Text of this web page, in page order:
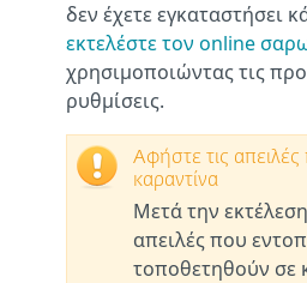
δεν έχετε εγκαταστήσει
εκτελέστε τον online
χρησιμοποιώντας τις
ρυθμίσεις.
Αφήστε τις
καραντίνα
Μετά την
απειλές που
τοποθετηθούν σε